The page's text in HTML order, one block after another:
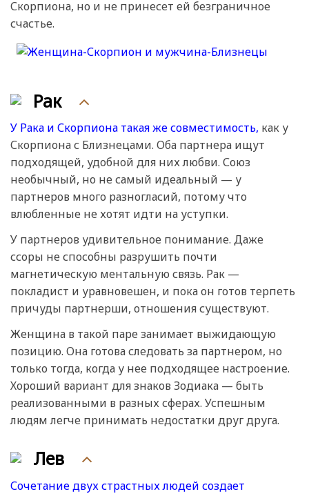
Скорпиона, но и не принесет ей безграничное
счастье.
Рак
У Рака и Скорпиона такая же совместимость, как у
Скорпиона с Близнецами. Оба партнера ищут
подходящей, удобной для них любви. Союз
необычный, но не самый идеальный — у
партнеров много разногласий, потому что
влюбленные не хотят идти на уступки.
У партнеров удивительное понимание. Даже
ссоры не способны разрушить почти
магнетическую ментальную связь. Рак —
покладист и уравновешен, и пока он готов терпеть
причуды партнерши, отношения существуют.
Женщина в такой паре занимает выжидающую
позицию. Она готова следовать за партнером, но
только тогда, когда у нее подходящее настроение.
Хороший вариант для знаков Зодиака — быть
реализованными в разных сферах. Успешным
людям легче принимать недостатки друг друга.
Лев
Сочетание двух страстных людей создает